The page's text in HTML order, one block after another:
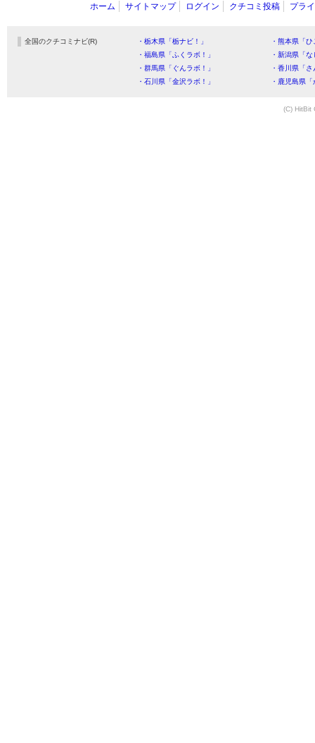
ホーム サイトマップ ログイン クチコミ投稿 プラ
全国のクチコミナビ(R) ・栃木県「栃ナビ！」
・熊本県「
・福島県「ふくラボ！」
・新潟県「
・群馬県「ぐんラボ！」
・香川県「
・石川県「金沢ラボ！」
・鹿児島県
(C) HitBit